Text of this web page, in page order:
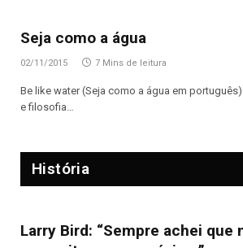
Seja como a água
02/11/2015 7 Mins de leitura
Be like water (Seja como a água em
e filosofia…
História
Larry Bird: “Sempre achei que